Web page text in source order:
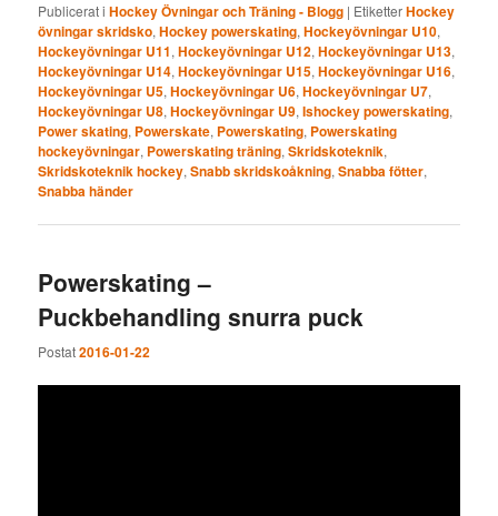
Publicerat i Hockey Övningar och Träning - Blogg | EtiketterHockey
övningar skridsko,Hockey powerskating,Hockeyövningar U10,
Hockeyövningar U11,Hockeyövningar U12,Hockeyövningar U13,
Hockeyövningar U14,Hockeyövningar U15,Hockeyövningar U16,
Hockeyövningar U5,Hockeyövningar U6,Hockeyövningar U7,
Hockeyövningar U8,Hockeyövningar U9,Ishockey powerskating,
Power skating, Powerskate, Powerskating, Powerskating
hockeyövningar, Powerskating träning,Skridskoteknik,
Skridskoteknik hockey,Snabb skridskoåkning,Snabba fötter,
Snabba händer
Powerskating –
Puckbehandling snurra puck
Postat2016-01-22